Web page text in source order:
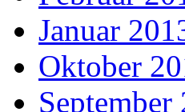
Januar
Oktober
September